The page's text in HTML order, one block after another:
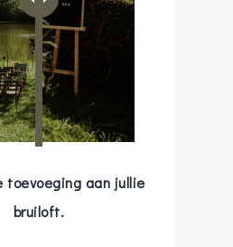
toevoeging aan jullie
bruiloft.